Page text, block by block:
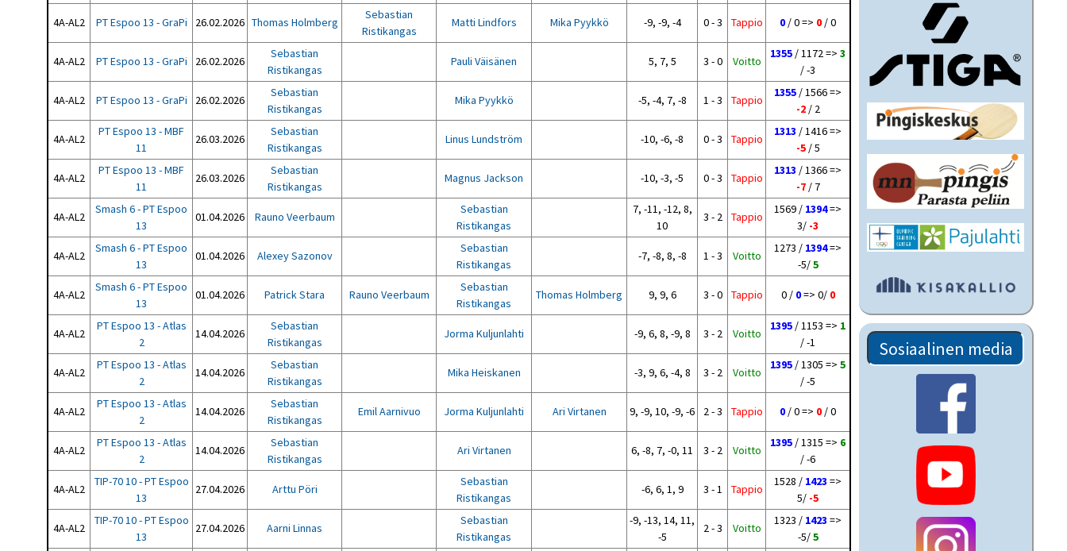
4A-AL2 PT Espoo 13 - GraPi 26.02.2026 Thomas Holmberg
Sebastian
Ristikangas
Matti Lindfors Mika Pyykkö -9, -9, -4 0 - 3 Tappio 0 / 0 => 0 / 0
4A-AL2 PT Espoo 13 - GraPi 26.02.2026
Sebastian
Ristikangas
Pauli Väisänen 5, 7, 5 3 - 0 Voitto
1355 / 1172 => 3
/ -3
4A-AL2 PT Espoo 13 - GraPi 26.02.2026
Sebastian
Ristikangas
Mika Pyykkö -5, -4, 7, -8 1 - 3 Tappio
1355 / 1566 =>
-2/ 2
4A-AL2
PT Espoo 13 - MBF
11
26.03.2026
Sebastian
Ristikangas
Linus Lundström -10, -6, -8 0 - 3 Tappio
1313 / 1416 =>
-5/ 5
4A-AL2
PT Espoo 13 - MBF
11
26.03.2026
Sebastian
Ristikangas
Magnus Jackson -10, -3, -5 0 - 3 Tappio
1313 / 1366 =>
-7/ 7
4A-AL2
Smash 6 - PT Espoo
13
01.04.2026 Rauno Veerbaum
Sebastian
Ristikangas
7, -11, -12, 8,
10
3 - 2 Tappio
1569 / 1394=>
3/ -3
4A-AL2
Smash 6 - PT Espoo
13
01.04.2026 Alexey Sazonov
Sebastian
Ristikangas
-7, -8, 8, -8 1 - 3 Voitto
1273 / 1394=>
-5/5
4A-AL2
Smash 6 - PT Espoo
13
01.04.2026 Patrick Stara Rauno Veerbaum
Sebastian
Ristikangas
Thomas Holmberg 9, 9, 6 3 - 0 Tappio 0 / 0=> 0/ 0
4A-AL2
PT Espoo 13 - Atlas
2
14.04.2026
Sebastian
Ristikangas
Jorma Kuljunlahti -9, 6, 8, -9, 8 3 - 2 Voitto
1395 / 1153 => 1
/ -1
4A-AL2
PT Espoo 13 - Atlas
2
14.04.2026
Sebastian
Ristikangas
Mika Heiskanen -3, 9, 6, -4, 8 3 - 2 Voitto
1395 / 1305 => 5
/ -5
4A-AL2
PT Espoo 13 - Atlas
2
14.04.2026
Sebastian
Ristikangas
Emil Aarnivuo Jorma Kuljunlahti Ari Virtanen 9, -9, 10, -9, -6 2 - 3 Tappio 0 / 0 => 0 / 0
4A-AL2
PT Espoo 13 - Atlas
2
14.04.2026
Sebastian
Ristikangas
Ari Virtanen 6, -8, 7, -0, 11 3 - 2 Voitto
1395 / 1315 => 6
/ -6
4A-AL2
TIP-70 10 - PT Espoo
13
27.04.2026 Arttu Pöri
Sebastian
Ristikangas
-6, 6, 1, 9 3 - 1 Tappio
1528 / 1423 =>
5/ -5
4A-AL2
TIP-70 10 - PT Espoo
13
27.04.2026 Aarni Linnas
Sebastian
Ristikangas
-9, -13, 14, 11,
-5
2 - 3 Voitto
1323 / 1423 =>
-5/5
Sosiaalinen media